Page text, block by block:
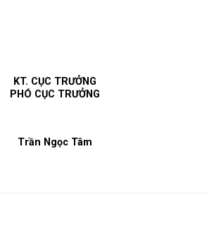
KT. CỤC TRƯỞNG
PHÓ CỤC TRƯỞNG
Trần Ngọc Tâm